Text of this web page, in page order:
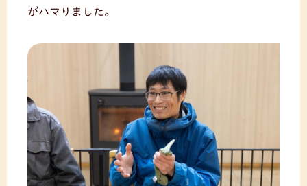
がハマりました。